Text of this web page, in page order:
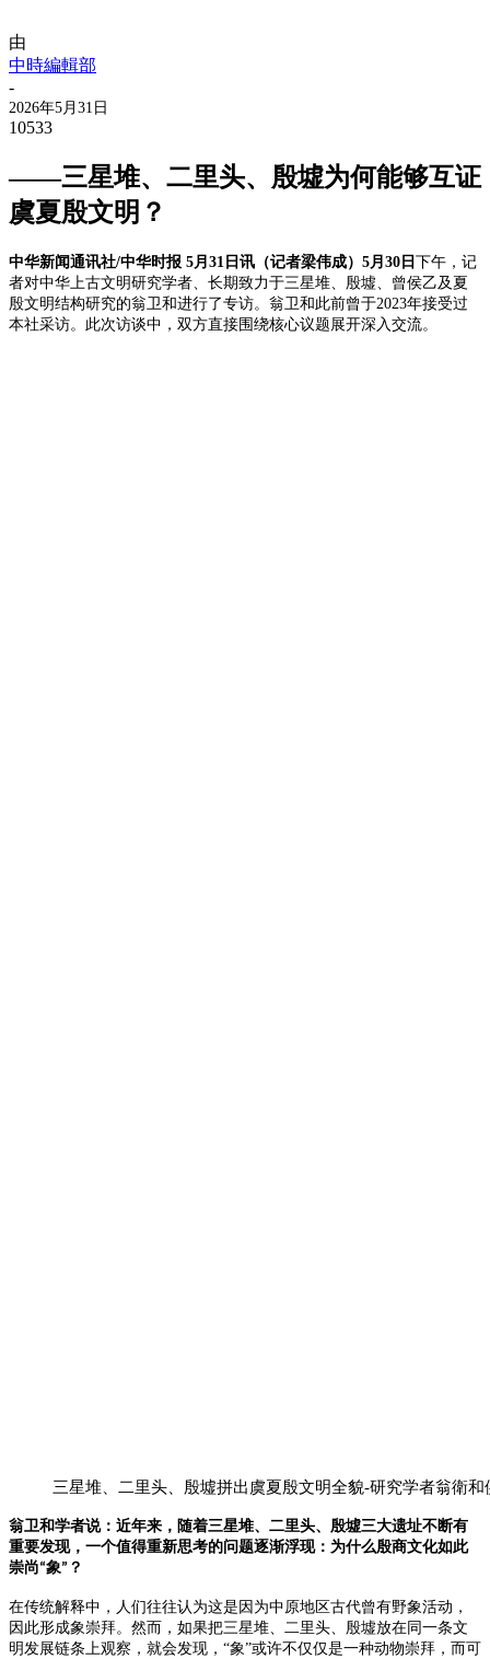
由
中時編輯部
-
2026年5月31日
10533
——三星堆、二里头、殷墟为何能够互证
虞夏殷文明？
中华新闻通讯社/中华时报 5月31日讯（记者梁伟成）5月30日 下午， 记
者对中华上古文明研究学者、长期致力于三星堆、殷墟、曾侯乙及夏
殷文明结构研究的翁卫和进行了专访。翁卫和此前曾于2023年接受过
本社采访。此次访谈中，双方直接围绕核心议题展开深入交流。
三星堆、二里头、殷墟拼出虞夏殷文明全貌-研究学者翁衛和
翁卫和学者说：近年来，随着三星堆、二里头、殷墟三大遗址不断有
重要发现，一个值得重新思考的问题逐渐浮现： 为什么殷商文化如此
崇尚“象” ？
在传统解释中，人们往往认为这是因为中原地区古代曾有野象活动，
因此形成象崇拜。 然而，如果把三星堆、二里头、殷墟放在同一条文
明发展链条上观察，就会发现， “象”或许不仅仅是一种动物崇拜，而可